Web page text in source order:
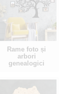
Rame foto și
arbori
genealogici